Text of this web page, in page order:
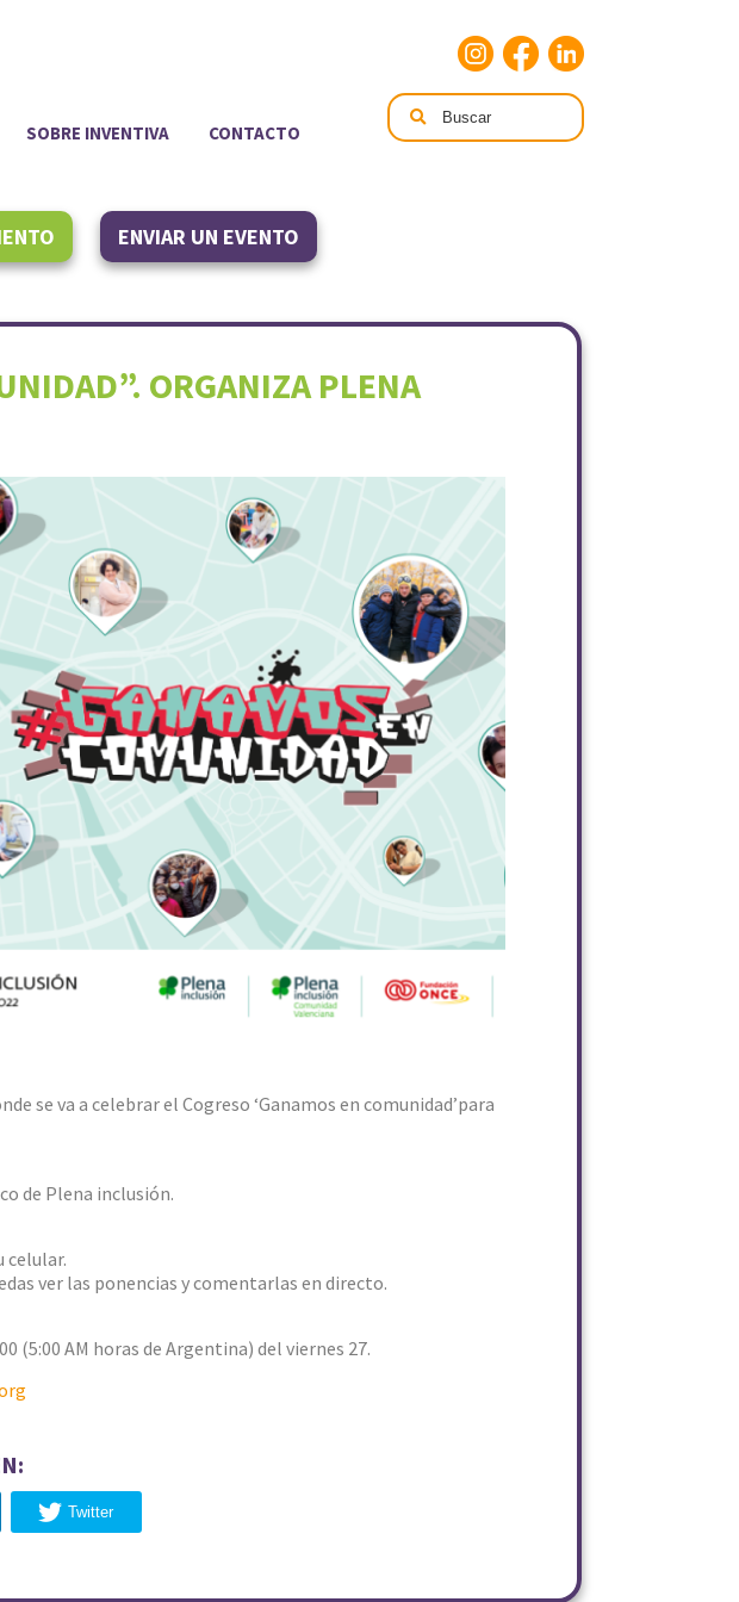
SOBRE INVENTIVA CONTACTO
ENVIAR UN EVENTO
ORGANIZA PLENA
se va a celebrar el Cogreso ‘Ganamos en comunidad’para
de Plena inclusión.
celular.
ver las ponencias y comentarlas en directo.
(5:00 AM horas de Argentina) del viernes 27.
Twitter